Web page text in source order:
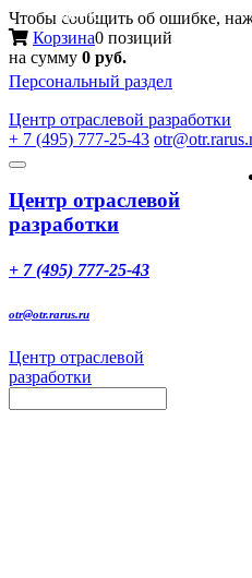
Чтобы сообщить об ошибке,
Корзина0 позиций
на сумму 0 руб.
Персональный раздел
Центр отраслевой разработки
+ 7 (495) 777-25-43
Toggle
Меню
Центр отраслевой
разработки
+ 7 (495) 777-25-43
otr@otr.rarus.ru
Центр отраслевой
разработки